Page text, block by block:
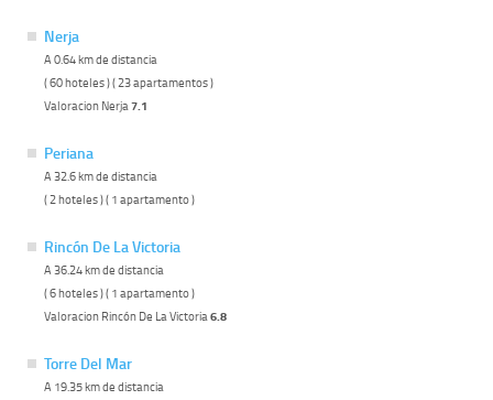
Nerja
A 0.64 km de distancia
( 60 hoteles ) ( 23 apartamentos )
Valoracion Nerja7.1
Periana
A 32.6 km de distancia
( 2 hoteles ) ( 1 apartamento )
Rincón De La Victoria
A 36.24 km de distancia
( 6 hoteles ) ( 1 apartamento )
Valoracion Rincón De La Victoria6.8
Torre Del Mar
A 19.35 km de distancia